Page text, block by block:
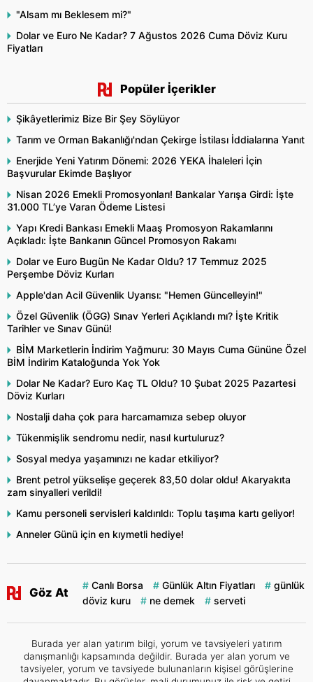
"Alsam mı Beklesem mi?"
Dolar ve Euro Ne Kadar? 7 Ağustos 2026 Cuma Döviz Kuru
Fiyatları
Popüler İçerikler
Şikâyetlerimiz Bize Bir Şey Söylüyor
Tarım ve Orman Bakanlığı'ndan Çekirge İstilası İddialarına Yanıt
Enerjide Yeni Yatırım Dönemi: 2026 YEKA İhaleleri İçin
Başvurular Ekimde Başlıyor
Nisan 2026 Emekli Promosyonları! Bankalar Yarışa Girdi: İşte
31.000 TL’ye Varan Ödeme Listesi
Yapı Kredi Bankası Emekli Maaş Promosyon Rakamlarını
Açıkladı: İşte Bankanın Güncel Promosyon Rakamı
Dolar ve Euro Bugün Ne Kadar Oldu? 17 Temmuz 2025
Perşembe Döviz Kurları
Apple'dan Acil Güvenlik Uyarısı: "Hemen Güncelleyin!"
Özel Güvenlik (ÖGG) Sınav Yerleri Açıklandı mı? İşte Kritik
Tarihler ve Sınav Günü!
BİM Marketlerin İndirim Yağmuru: 30 Mayıs Cuma Gününe Özel
BİM İndirim Kataloğunda Yok Yok
Dolar Ne Kadar? Euro Kaç TL Oldu? 10 Şubat 2025 Pazartesi
Döviz Kurları
Nostalji daha çok para harcamamıza sebep oluyor
Tükenmişlik sendromu nedir, nasıl kurtuluruz?
Sosyal medya yaşamınızı ne kadar etkiliyor?
Brent petrol yükselişe geçerek 83,50 dolar oldu! Akaryakıta
zam sinyalleri verildi!
Kamu personeli servisleri kaldırıldı: Toplu taşıma kartı geliyor!
Anneler Günü için en kıymetli hediye!
Göz At
Canlı Borsa Günlük Altın Fiyatları
günlük
döviz kuru
ne demek serveti
Burada yer alan yatırım bilgi, yorum ve tavsiyeleri yatırım
danışmanlığı kapsamında değildir. Burada yer alan yorum ve
tavsiyeler, yorum ve tavsiyede bulunanların kişisel görüşlerine